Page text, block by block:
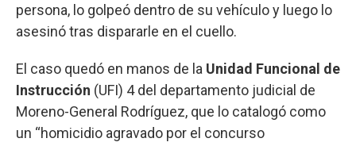
persona, lo golpeó dentro de su vehículo y luego lo
asesinó tras dispararle en el cuello.
El caso quedó en manos de la Unidad Funcional de
Instrucción (UFI) 4 del departamento judicial de
Moreno-General Rodríguez, que lo catalogó como
un “homicidio agravado por el concurso